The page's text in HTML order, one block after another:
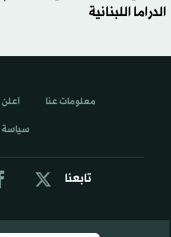
الدراما اللبنانية
تابعنا
معلومات عنا